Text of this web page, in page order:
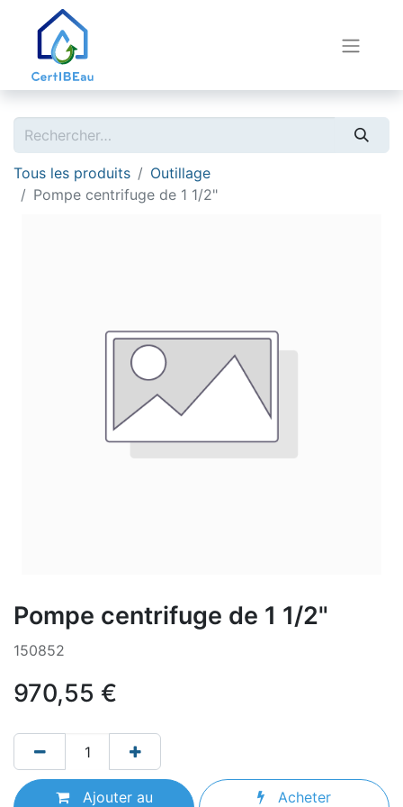
Tous les produits
Outillage
Pompe centrifuge de 1 1/2"
Pompe centrifuge de 1 1/2"
150852
970,55 €
Ajouter au Acheter